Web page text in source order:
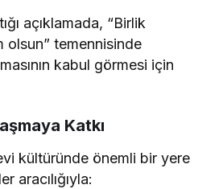
açıklamada, “Birlik
olsun” temennisinde
kabul görmesi için
Katkı
kültüründe önemli bir yere
aracılığıyla: